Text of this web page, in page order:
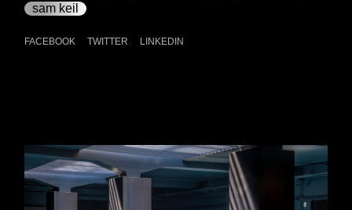
sam keil
FACEBOOK TWITTER LINKEDIN